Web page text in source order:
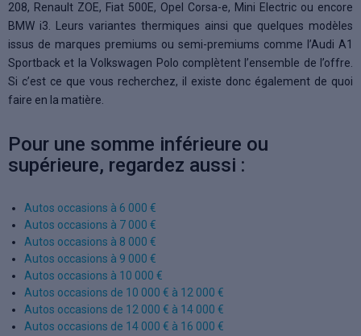
208, Renault ZOE, Fiat 500E, Opel Corsa-e, Mini Electric ou encore
BMW i3. Leurs variantes thermiques ainsi que quelques modèles
issus de marques premiums ou semi-premiums comme l’Audi A1
Sportback et la Volkswagen Polo complètent l’ensemble de l’offre.
Si c’est ce que vous recherchez, il existe donc également de quoi
faire en la matière.
Pour une somme inférieure ou
supérieure, regardez aussi :
Autos occasions à 6 000 €
Autos occasions à 7 000 €
Autos occasions à 8 000 €
Autos occasions à 9 000 €
Autos occasions à 10 000 €
Autos occasions de 10 000 € à 12 000 €
Autos occasions de 12 000 € à 14 000 €
Autos occasions de 14 000 € à 16 000 €